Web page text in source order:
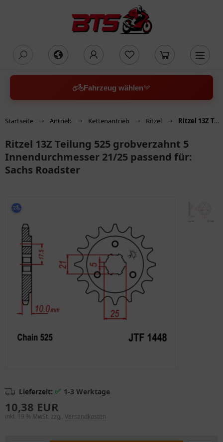
Fahrzeug wählen
Startseite Antrieb Kettenantrieb Ritzel Ritzel 13Z Teilung 525 grobverzahnt 5 Innendurchmesser 21/25 passend für: Sachs Roadster
Ritzel 13Z Teilung 525 grobverzahnt 5
Innendurchmesser 21/25 passend für:
Sachs Roadster
Lieferzeit: ✅ 1-3 Werktage
10,38 EUR
inkl. 19 % MwSt. zzgl. Versandkosten